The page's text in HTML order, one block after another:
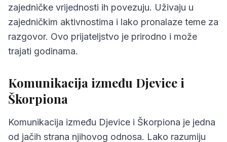
zajedničke vrijednosti ih povezuju. Uživaju u
zajedničkim aktivnostima i lako pronalaze teme za
razgovor. Ovo prijateljstvo je prirodno i može
trajati godinama.
Komunikacija između Djevice i
Škorpiona
Komunikacija između Djevice i Škorpiona je jedna
od jačih strana njihovog odnosa. Lako razumiju